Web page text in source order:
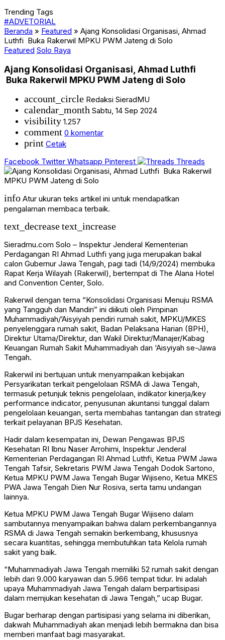
Trending Tags
#ADVETORIAL
Beranda » Featured » Ajang Konsolidasi Organisasi, Ahmad
Luthfi Buka Rakerwil MPKU PWM Jateng di Solo
Featured Solo Raya
Ajang Konsolidasi Organisasi, Ahmad Luthfi
Buka Rakerwil MPKU PWM Jateng di Solo
account_circle Redaksi SieradMU
calendar_month Sabtu, 14 Sep 2024
visibility 1.257
comment 0 komentar
print Cetak
Facebook Twitter Whatsapp Pinterest Threads
info Atur ukuran teks artikel ini untuk mendapatkan
pengalaman membaca terbaik.
text_decreasetext_increase
Sieradmu.com Solo – Inspektur Jenderal Kementerian
Perdagangan RI Ahmad Luthfi yang juga merupakan bakal
calon Gubernur Jawa Tengah, pagi tadi (14/9/2024) membuka
Rapat Kerja Wilayah (Rakerwil), bertempat di The Alana Hotel
and Convention Center, Solo.
Rakerwil dengan tema “Konsolidasi Organisasi Menuju RSMA
yang Tangguh dan Mandiri” ini diikuti oleh Pimpinan
Muhammadiyah/’Aisyiyah pendiri rumah sakit, MPKU/MKES
penyelenggara rumah sakit, Badan Pelaksana Harian (BPH),
Direktur Utama/Direktur, dan Wakil Direktur/Manajer/Kabag
Keuangan Rumah Sakit Muhammadiyah dan ‘Aisyiyah se-Jawa
Tengah.
Rakerwil ini bertujuan untuk menyampaikan kebijakan
Persyarikatan terkait pengelolaan RSMA di Jawa Tengah,
termasuk petunjuk teknis pengelolaan, indikator kinerja/key
performance indicator, penyusunan akuntansi tunggal dalam
pengelolaan keuangan, serta membahas tantangan dan strategi
terkait pelayanan BPJS Kesehatan.
Hadir dalam kesempatan ini, Dewan Pengawas BPJS
Kesehatan RI Ibnu Naser Arrohimi, Inspektur Jenderal
Kementerian Perdagangan RI Ahmad Luthfi, Ketua PWM Jawa
Tengah Tafsir, Sekretaris PWM Jawa Tengah Dodok Sartono,
Ketua MPKU PWM Jawa Tengah Bugar Wijiseno, Ketua MKES
PWA Jawa Tengah Dien Nur Rosiva, serta tamu undangan
lainnya.
Ketua MPKU PWM Jawa Tengah Bugar Wijiseno dalam
sambutannya menyampaikan bahwa dalam perkembangannya
RSMA di Jawa Tengah semakin berkembang, khususnya
secara kuantitas, sehingga membutuhkan tata Kelola rumah
sakit yang baik.
“Muhammadiyah Jawa Tengah memiliki 52 rumah sakit dengan
lebih dari 9.000 karyawan dan 5.966 tempat tidur. Ini adalah
upaya Muhammadiyah Jawa Tengah dalam berpartisipasi
dalam memjukan kesehatan di Jawa Tengah,” ucap Bugar.
Bugar berharap dengan partisipasi yang selama ini diberikan,
dakwah Muhammadiyah akan menjadi lebih bermakna dan bisa
memberi manfaat bagi masyarakat.